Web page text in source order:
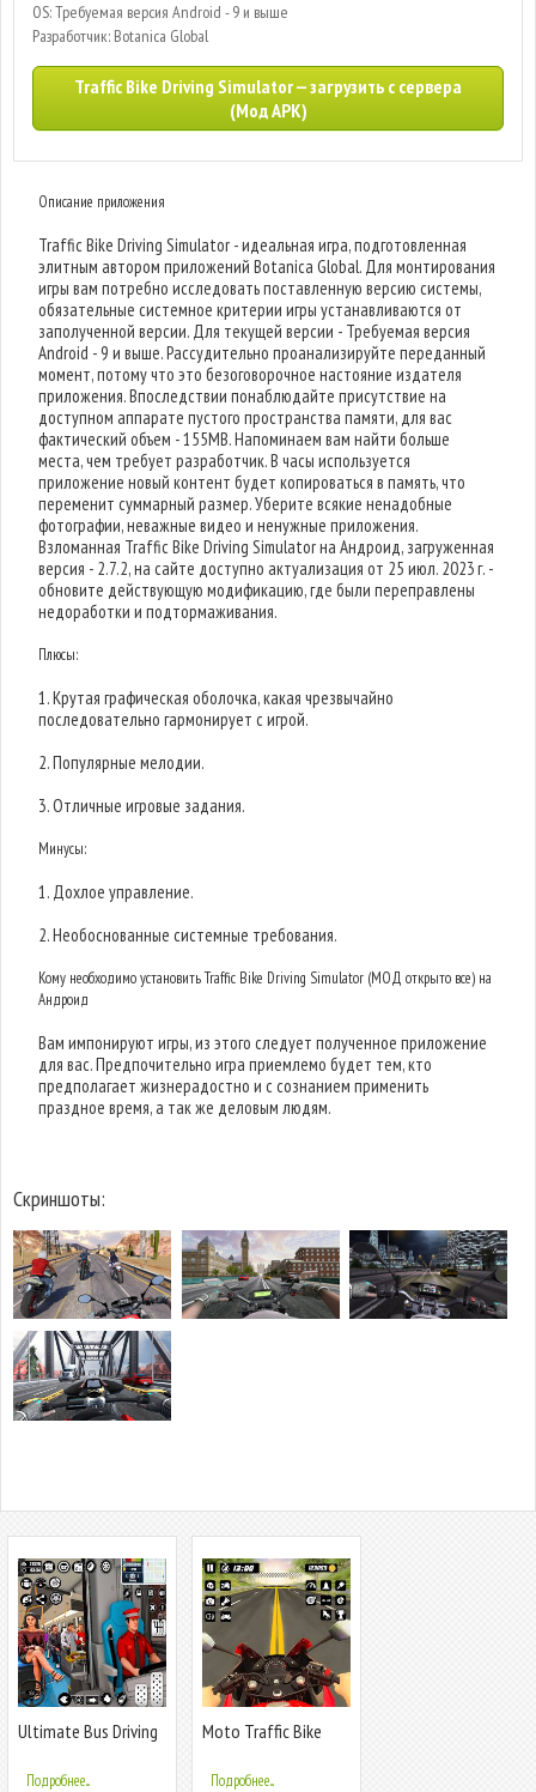
OS: Требуемая версия Android - 9 и выше
Разработчик: Botanica Global
Traffic Bike Driving Simulator — загрузить с сервера
(Мод APK)
Описание приложения
Traffic Bike Driving Simulator - идеальная игра, подготовленная
элитным автором приложений Botanica Global. Для монтирования
игры вам потребно исследовать поставленную версию системы,
обязательные системное критерии игры устанавливаются от
заполученной версии. Для текущей версии - Требуемая версия
Android - 9 и выше. Рассудительно проанализируйте переданный
момент, потому что это безоговорочное настояние издателя
приложения. Впоследствии понаблюдайте присутствие на
доступном аппарате пустого пространства памяти, для вас
фактический объем - 155MB. Напоминаем вам найти больше
места, чем требует разработчик. В часы используется
приложение новый контент будет копироваться в память, что
переменит суммарный размер. Уберите всякие ненадобные
фотографии, неважные видео и ненужные приложения.
Взломанная Traffic Bike Driving Simulator на Андроид, загруженная
версия - 2.7.2, на сайте доступно актуализация от 25 июл. 2023 г. -
обновите действующую модификацию, где были переправлены
недоработки и подтормаживания.
Плюсы:
1. Крутая графическая оболочка, какая чрезвычайно
последовательно гармонирует с игрой.
2. Популярные мелодии.
3. Отличные игровые задания.
Минусы:
1. Дохлое управление.
2. Необоснованные системные требования.
Кому необходимо установить Traffic Bike Driving Simulator (МОД открыто все) на
Андроид
Вам импонируют игры, из этого следует полученное приложение
для вас. Предпочительно игра приемлемо будет тем, кто
предполагает жизнерадостно и с сознанием применить
праздное время, а так же деловым людям.
Скриншоты:
Ultimate Bus Driving
Подробнее...
Moto Traffic Bike
Подробнее...